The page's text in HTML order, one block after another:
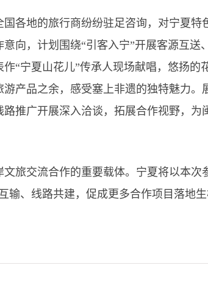
各地的旅行商纷纷驻足咨询，对宁夏特
向，计划围绕“引客入宁”开展客源互
“宁夏山花儿”传承人现场献唱，悠扬的
产品之余，感受塞上非遗的独特魅力
推广开展深入洽谈，拓展合作视野，为
旅交流合作的重要载体。宁夏将以本次
、线路共建，促成更多合作项目落地